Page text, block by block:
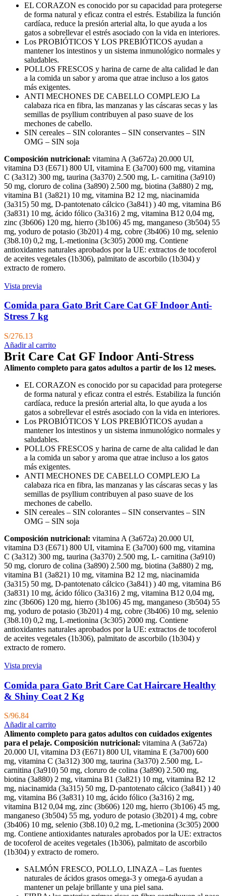
EL CORAZON es conocido por su capacidad para protegerse
de forma natural y eficaz contra el estrés. Estabiliza la función
cardíaca, reduce la presión arterial alta, lo que ayuda a los
gatos a sobrellevar el estrés asociado con la vida en interiores.
Los PROBIÓTICOS Y LOS PREBIÓTICOS ayudan a
mantener los intestinos y un sistema inmunológico normales y
saludables.
POLLOS FRESCOS y harina de carne de alta calidad le dan
a la comida un sabor y aroma que atrae incluso a los gatos
más exigentes.
ANTI MECHONES DE CABELLO COMPLEJO La
calabaza rica en fibra, las manzanas y las cáscaras secas y las
semillas de psyllium contribuyen al paso suave de los
mechones de cabello.
SIN cereales – SIN colorantes – SIN conservantes – SIN
OMG – SIN soja
Composición nutricional: vitamina A (3a672a) 20.000 UI,
vitamina D3 (E671) 800 UI, vitamina E (3a700) 600 mg, vitamina
C (3a312) 300 mg, taurina (3a370) 2.500 mg, L- carnitina (3a910)
50 mg, cloruro de colina (3a890) 2.500 mg, biotina (3a880) 2 mg,
vitamina B1 (3a821) 10 mg, vitamina B2 12 mg, niacinamida
(3a315) 50 mg, D-pantotenato cálcico (3a841) ) 40 mg, vitamina B6
(3a831) 10 mg, ácido fólico (3a316) 2 mg, vitamina B12 0,04 mg,
zinc (3b606) 120 mg, hierro (3b106) 45 mg, manganeso (3b504) 55
mg, yoduro de potasio (3b201) 4 mg, cobre (3b406) 10 mg, selenio
(3b8.10) 0,2 mg, L-metionina (3c305) 2000 mg. Contiene
antioxidantes naturales aprobados por la UE: extractos de tocoferol
de aceites vegetales (1b306), palmitato de ascorbilo (1b304) y
extracto de romero.
Vista previa
Comida para Gato Brit Care Cat GF Indoor Anti-
Stress 7 kg
S/276.13
Añadir al carrito
Brit Care Cat GF Indoor Anti-Stress
Alimento completo para gatos adultos a partir de los 12 meses.
EL CORAZON es conocido por su capacidad para protegerse
de forma natural y eficaz contra el estrés. Estabiliza la función
cardíaca, reduce la presión arterial alta, lo que ayuda a los
gatos a sobrellevar el estrés asociado con la vida en interiores.
Los PROBIÓTICOS Y LOS PREBIÓTICOS ayudan a
mantener los intestinos y un sistema inmunológico normales y
saludables.
POLLOS FRESCOS y harina de carne de alta calidad le dan
a la comida un sabor y aroma que atrae incluso a los gatos
más exigentes.
ANTI MECHONES DE CABELLO COMPLEJO La
calabaza rica en fibra, las manzanas y las cáscaras secas y las
semillas de psyllium contribuyen al paso suave de los
mechones de cabello.
SIN cereales – SIN colorantes – SIN conservantes – SIN
OMG – SIN soja
Composición nutricional: vitamina A (3a672a) 20.000 UI,
vitamina D3 (E671) 800 UI, vitamina E (3a700) 600 mg, vitamina
C (3a312) 300 mg, taurina (3a370) 2.500 mg, L- carnitina (3a910)
50 mg, cloruro de colina (3a890) 2.500 mg, biotina (3a880) 2 mg,
vitamina B1 (3a821) 10 mg, vitamina B2 12 mg, niacinamida
(3a315) 50 mg, D-pantotenato cálcico (3a841) ) 40 mg, vitamina B6
(3a831) 10 mg, ácido fólico (3a316) 2 mg, vitamina B12 0,04 mg,
zinc (3b606) 120 mg, hierro (3b106) 45 mg, manganeso (3b504) 55
mg, yoduro de potasio (3b201) 4 mg, cobre (3b406) 10 mg, selenio
(3b8.10) 0,2 mg, L-metionina (3c305) 2000 mg. Contiene
antioxidantes naturales aprobados por la UE: extractos de tocoferol
de aceites vegetales (1b306), palmitato de ascorbilo (1b304) y
extracto de romero.
Vista previa
Comida para Gato Brit Care Cat Haircare Healthy
& Shiny Coat 2 Kg
S/96.84
Añadir al carrito
Alimento completo para gatos adultos con cuidados exigentes
para el pelaje. Composición nutricional: vitamina A (3a672a)
20.000 UI, vitamina D3 (E671) 800 UI, vitamina E (3a700) 600
mg, vitamina C (3a312) 300 mg, taurina (3a370) 2.500 mg, L-
carnitina (3a910) 50 mg, cloruro de colina (3a890) 2.500 mg,
biotina (3a880) 2 mg, vitamina B1 (3a821) 10 mg, vitamina B2 12
mg, niacinamida (3a315) 50 mg, D-pantotenato cálcico (3a841) ) 40
mg, vitamina B6 (3a831) 10 mg, ácido fólico (3a316) 2 mg,
vitamina B12 0,04 mg, zinc (3b606) 120 mg, hierro (3b106) 45 mg,
manganeso (3b504) 55 mg, yoduro de potasio (3b201) 4 mg, cobre
(3b406) 10 mg, selenio (3b8.10) 0,2 mg, L-metionina (3c305) 2000
mg. Contiene antioxidantes naturales aprobados por la UE: extractos
de tocoferol de aceites vegetales (1b306), palmitato de ascorbilo
(1b304) y extracto de romero.
SALMÓN FRESCO, POLLO, LINAZA – Las fuentes
naturales de ácidos grasos omega-3 y omega-6 ayudan a
mantener un pelaje brillante y una piel sana.